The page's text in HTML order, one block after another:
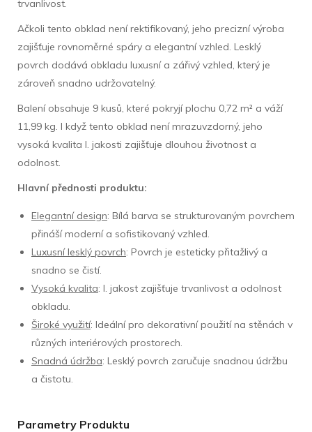
trvanlivost.
Ačkoli tento obklad není rektifikovaný, jeho precizní výroba
zajišťuje rovnoměrné spáry a elegantní vzhled. Lesklý
povrch dodává obkladu luxusní a zářivý vzhled, který je
zároveň snadno udržovatelný.
Balení obsahuje 9 kusů, které pokryjí plochu 0,72 m² a váží
11,99 kg. I když tento obklad není mrazuvzdorný, jeho
vysoká kvalita I. jakosti zajišťuje dlouhou životnost a
odolnost.
Hlavní přednosti produktu:
Elegantní design: Bílá barva se strukturovaným povrchem
přináší moderní a sofistikovaný vzhled.
Luxusní lesklý povrch: Povrch je esteticky přitažlivý a
snadno se čistí.
Vysoká kvalita: I. jakost zajišťuje trvanlivost a odolnost
obkladu.
Široké využití: Ideální pro dekorativní použití na stěnách v
různých interiérových prostorech.
Snadná údržba: Lesklý povrch zaručuje snadnou údržbu
a čistotu.
Parametry Produktu